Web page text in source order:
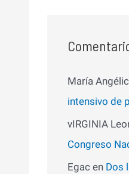
María
intensivo de
vIRGINIA
Congreso
Egac en Dos